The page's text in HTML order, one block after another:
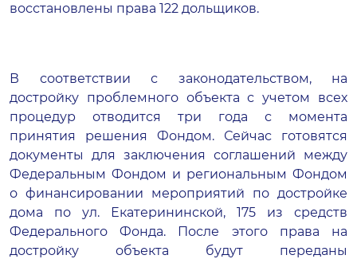
восстановлены права 122 дольщиков.
В соответствии с законодательством, на
достройку проблемного объекта с учетом всех
процедур отводится три года с момента
принятия решения Фондом. Сейчас готовятся
документы для заключения соглашений между
Федеральным Фондом и региональным Фондом
о финансировании мероприятий по достройке
дома по ул. Екатерининской, 175 из средств
Федерального Фонда. После этого права на
достройку объекта будут переданы